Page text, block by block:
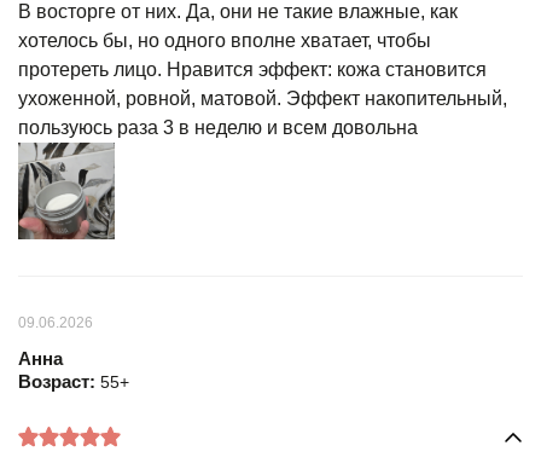
В восторге от них. Да, они не такие влажные, как
хотелось бы, но одного вполне хватает, чтобы
протереть лицо. Нравится эффект: кожа становится
ухоженной, ровной, матовой. Эффект накопительный,
пользуюсь раза 3 в неделю и всем довольна
09.06.2026
Анна
Возраст: 55+